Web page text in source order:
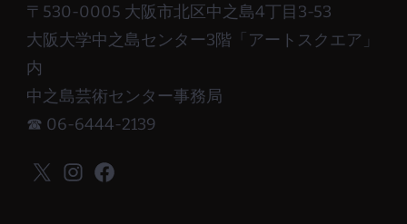
〒530-0005 大阪市北区中之島4丁目3-53
大阪大学中之島センター3階「アートスクエア」
内
中之島芸術センター事務局
☎ 06-6444-2139
X Instagram
Facebook